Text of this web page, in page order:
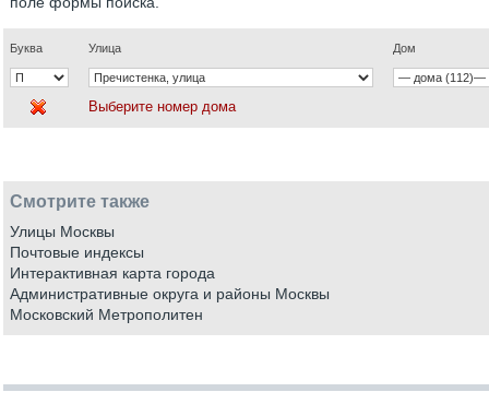
Буква Улица Дом
Выберите номер дома
Смотрите также
Улицы Москвы
Почтовые индексы
Интерактивная карта города
Административные округа и районы Москвы
Московский Метрополитен